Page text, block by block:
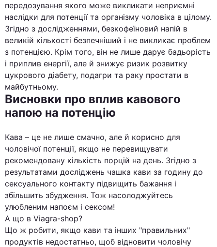
передозування якого може викликати неприємні
наслідки для потенції та організму чоловіка в цілому.
Згідно з дослідженнями, безкофеїновий напій в
великій кількості безпечніший і не викликає проблем
з потенцією. Крім того, він не лише дарує бадьорість
і приплив енергії, але й знижує ризик розвитку
цукрового діабету, подагри та раку простати в
майбутньому.
Висновки про вплив кавового
напою на потенцію
Кава – це не лише смачно, але й корисно для
чоловічої потенції, якщо не перевищувати
рекомендовану кількість порцій на день. Згідно з
результатами досліджень чашка кави за годину до
сексуального контакту підвищить бажання і
збільшить збудження. Тож насолоджуйтесь
улюбленим напоєм і сексом!
А що в Viagra-shop?
Що ж робити, якщо кави та інших "правильних"
продуктів недостатньо, щоб відновити чоловічу